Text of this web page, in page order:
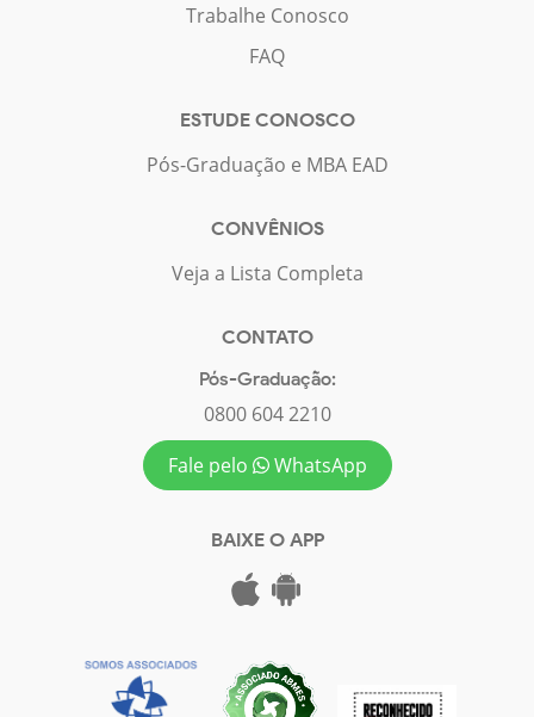
Trabalhe Conosco
FAQ
ESTUDE CONOSCO
Pós-Graduação e MBA EAD
CONVÊNIOS
Veja a Lista Completa
CONTATO
Pós-Graduação:
0800 604 2210
Fale pelo
WhatsApp
BAIXE O APP